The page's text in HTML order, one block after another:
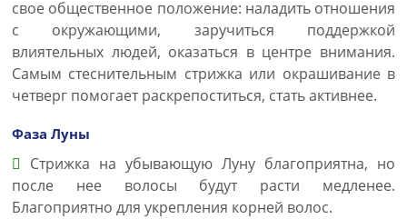
свое общественное положение: наладить отношения
с окружающими, заручиться поддержкой
влиятельных людей, оказаться в центре внимания.
Самым стеснительным стрижка или окрашивание в
четверг помогает раскрепоститься, стать активнее.
Фаза Луны
Стрижка на убывающую Луну благоприятна, но
после нее волосы будут расти медленее.
Благоприятно для укрепления корней волос.